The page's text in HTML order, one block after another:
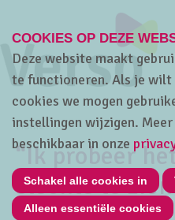
Home
“Ik probeer
slechte te
COOKIES OP DEZE
Deze website maakt
te functioneren. Als je wilt
cookies we mogen
instellingen wijzigen.
beschikbaar in onze
Schakel alle cookies in
Alleen essentiële cookies